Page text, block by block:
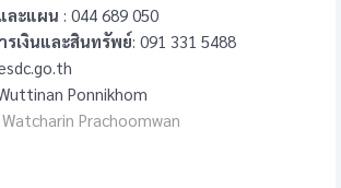
ละแผน : 044 689 050
รเงินและสินทรัพย์: 091 331 5488
Ponnikhom
Watcharin Prachoomwan